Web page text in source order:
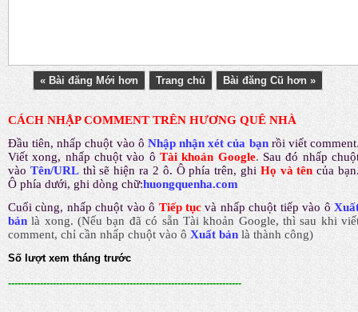
« Bài đăng Mới hơn Trang chủ Bài đăng Cũ hơn »
CÁCH NHẬP COMMENT TRÊN HƯƠNG QUÊ NHÀ
Đầu tiên, nhấp chuột vào ô Nhập nhận xét của bạn rồi viết comment
Viết xong, nhấp chuột vào ô Tài khoản Google. Sau đó nhấp
vào Tên/URL thì sẽ hiện ra 2 ô. Ô phía trên, ghi Họ và tên của
Ô phía dưới, ghi dòng chữ:huongquenha.com
Cuối cùng, nhấp chuột vào ô Tiếp tục và nhấp chuột tiếp vào ô
bản là xong.(Nếu bạn đã có sẵn Tài khoản Google, thì sau khi
comment, chỉ cần nhấp chuột vào ô Xuất bảnlà thành công)
Số lượt xem tháng trước
-------------------------------------------------------------------------